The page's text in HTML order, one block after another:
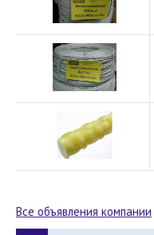
Все объявления компании